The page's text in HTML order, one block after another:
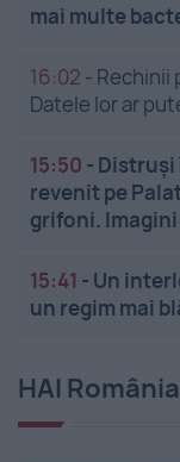
mai multe
16:02 - Rechinii
Datele lor ar
15:50 - Distruși
revenit pe
grifoni.
15:41 - Un
un regim mai
HAI